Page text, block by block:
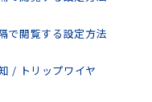
で閲覧する設定方法
/ トリップワイヤ